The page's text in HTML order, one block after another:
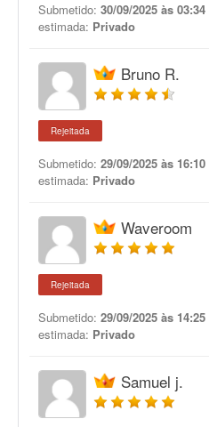
Submetido: 30/09/2025 às 03:34
estimada: Privado
Bruno R.
Rejeitada
Submetido: 29/09/2025 às 16:10
estimada: Privado
Waveroom
Rejeitada
Submetido: 29/09/2025 às 14:25
estimada: Privado
Samuel j.